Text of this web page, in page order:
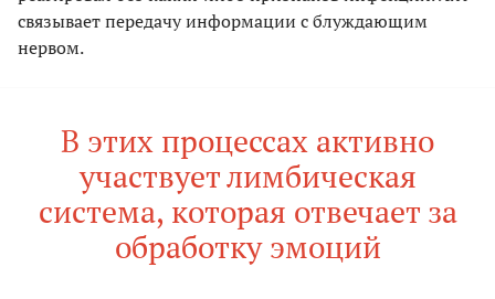
связывает передачу информации с блуждающим
нервом.
В этих процессах активно
участвует лимбическая
система, которая отвечает за
обработку эмоций